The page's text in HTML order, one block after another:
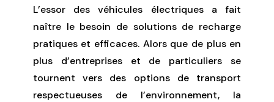
L’essor des véhicules électriques a fait
naître le besoin de solutions de recharge
pratiques et efficaces. Alors que de plus en
plus d’entreprises et de particuliers se
tournent vers des options de transport
respectueuses de l’environnement, la